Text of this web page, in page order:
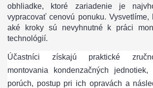
obhliadke, ktoré zariadenie je
vypracovať cenovú ponuku. Vysvetlíme,
aké kroky sú nevyhnutné k práci
technológií.
Účastníci získajú praktické
montovania kondenzačných jednotiek,
porúch, postup pri ich opravách a